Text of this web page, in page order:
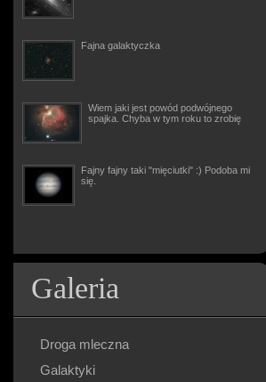
Fajna galaktyczka
Wiem jaki jest powód podwójnego
spajka. Chyba w tym roku to zrobię
Fajny fajny taki "mięciutki" :) Podoba mi
się.
Galeria
Droga mleczna
Galaktyki